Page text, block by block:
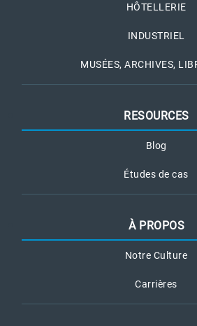
HÔTELLERIE
INDUSTRIEL
MUSÉES, ARCHIVES,
RESOURCES
Blog
Études de cas
À PROPOS
Notre Culture
Carrières